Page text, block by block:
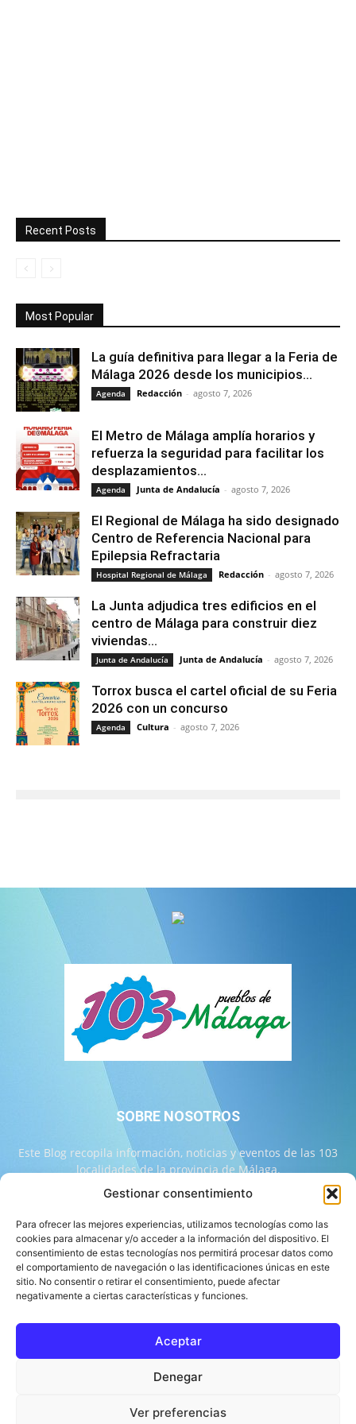
Gestionar consentimiento
Para ofrecer las mejores experiencias, utilizamos tecnologías como las
cookies para almacenar y/o acceder a la información del dispositivo. El
consentimiento de estas tecnologías nos permitirá procesar datos como
el comportamiento de navegación o las identificaciones únicas en este
sitio. No consentir o retirar el consentimiento, puede afectar
negativamente a ciertas características y funciones.
Aceptar
Denegar
Ver preferencias
Recent Posts
Most Popular
La guía definitiva para llegar a la Feria de
Málaga 2026 desde los municipios...
Agenda Redacción - agosto 7, 2026
El Metro de Málaga amplía horarios y
refuerza la seguridad para facilitar los
desplazamientos...
Agenda Junta de Andalucía - agosto 7, 2026
El Regional de Málaga ha sido designado
Centro de Referencia Nacional para
Epilepsia Refractaria
Hospital Regional de Málaga Redacción - agosto 7, 2026
La Junta adjudica tres edificios en el
centro de Málaga para construir diez
viviendas...
Junta de Andalucía Junta de Andalucía - agosto 7, 2026
Torrox busca el cartel oficial de su Feria
2026 con un concurso
Agenda Cultura - agosto 7, 2026
SOBRE NOSOTROS
Este Blog recopila información, noticias y eventos de las 103
localidades de la provincia de Málaga.
Contáctanos: info@103malaga.com
SÍGUENOS
Equipo de 103 Málaga
Aviso Legal